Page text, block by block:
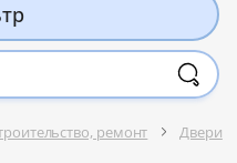
ремонт Двери